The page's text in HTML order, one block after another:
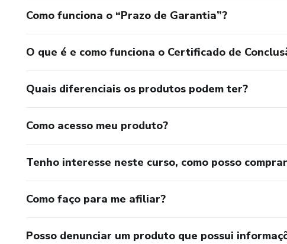
Como funciona o “Prazo de Garantia”?
O que é e como funciona o Certificado de
Quais diferenciais os produtos podem ter?
Como acesso meu produto?
Tenho interesse neste curso, como posso
Como faço para me afiliar?
Posso denunciar um produto que possui